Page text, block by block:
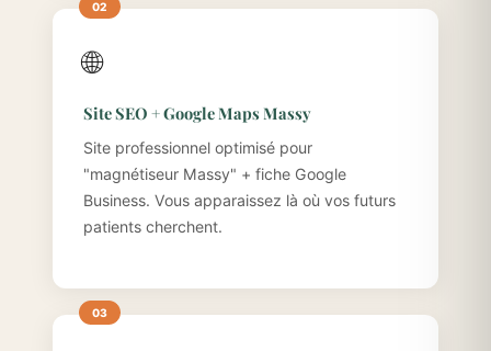
🌐
Site SEO + Google Maps Massy
Site professionnel optimisé pour
"magnétiseur Massy" + fiche Google
Business. Vous apparaissez là où vos futurs
patients cherchent.